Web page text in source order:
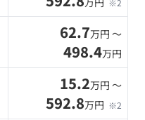
※2
62.7万円 〜
498.4万円
15.2万円 〜
592.8万円 ※2